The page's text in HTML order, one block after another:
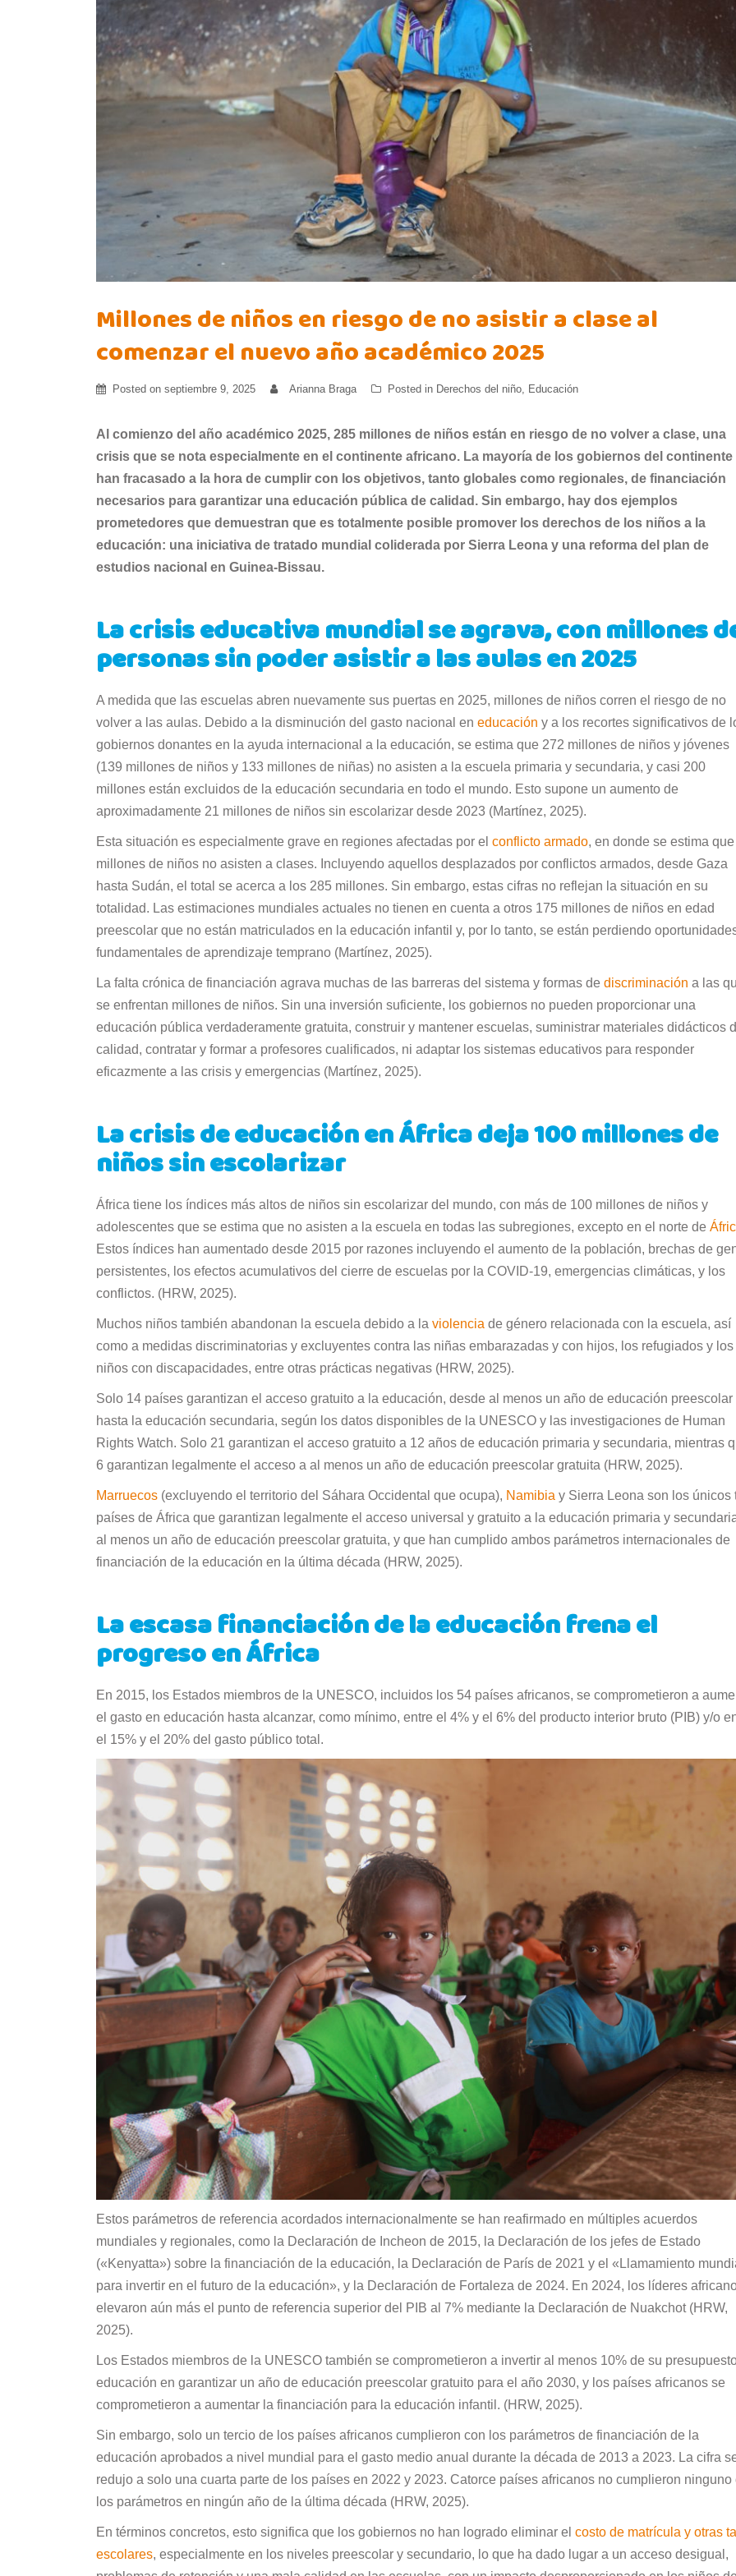
Millones de niños en riesgo de no asistir a clase al
comenzar el nuevo año académico 2025
Posted on septiembre 9, 2025 Arianna Braga Posted in Derechos del niño, Educación
Al comienzo del año académico 2025, 285 millones de niños están en riesgo de no volver a clase, una
crisis que se nota especialmente en el continente africano. La mayoría de los gobiernos del continente
han fracasado a la hora de cumplir con los objetivos, tanto globales como regionales, de financiación
necesarios para garantizar una educación pública de calidad. Sin embargo, hay dos ejemplos
prometedores que demuestran que es totalmente posible promover los derechos de los niños a la
educación: una iniciativa de tratado mundial coliderada por Sierra Leona y una reforma del plan de
estudios nacional en Guinea-Bissau.
La crisis educativa mundial se agrava, con millones
personas sin poder asistir a las aulas en 2025
A medida que las escuelas abren nuevamente sus puertas en 2025, millones de niños corren el riesgo de no
volver a las aulas. Debido a la disminución del gasto nacional en educación y a los recortes significativos de
gobiernos donantes en la ayuda internacional a la educación, se estima que 272 millones de niños y jóvenes
(139 millones de niños y 133 millones de niñas) no asisten a la escuela primaria y secundaria, y casi 200
millones están excluidos de la educación secundaria en todo el mundo. Esto supone un aumento de
aproximadamente 21 millones de niños sin escolarizar desde 2023 (Martínez, 2025).
Esta situación es especialmente grave en regiones afectadas por el conflicto armado, en donde se estima
millones de niños no asisten a clases. Incluyendo aquellos desplazados por conflictos armados, desde Gaza
hasta Sudán, el total se acerca a los 285 millones. Sin embargo, estas cifras no reflejan la situación en su
totalidad. Las estimaciones mundiales actuales no tienen en cuenta a otros 175 millones de niños en edad
preescolar que no están matriculados en la educación infantil y, por lo tanto, se están perdiendo
fundamentales de aprendizaje temprano (Martínez, 2025).
La falta crónica de financiación agrava muchas de las barreras del sistema y formas de discriminación a las
se enfrentan millones de niños. Sin una inversión suficiente, los gobiernos no pueden proporcionar una
educación pública verdaderamente gratuita, construir y mantener escuelas, suministrar materiales didácticos
calidad, contratar y formar a profesores cualificados, ni adaptar los sistemas educativos para responder
eficazmente a las crisis y emergencias (Martínez, 2025).
La crisis de educación en África deja 100 millones de
niños sin escolarizar
África tiene los índices más altos de niños sin escolarizar del mundo, con más de 100 millones de niños y
adolescentes que se estima que no asisten a la escuela en todas las subregiones, excepto en el norte de
Estos índices han aumentado desde 2015 por razones incluyendo el aumento de la población, brechas de
persistentes, los efectos acumulativos del cierre de escuelas por la COVID-19, emergencias climáticas, y los
conflictos. (HRW, 2025).
Muchos niños también abandonan la escuela debido a la violencia de género relacionada con la escuela, así
como a medidas discriminatorias y excluyentes contra las niñas embarazadas y con hijos, los refugiados y los
niños con discapacidades, entre otras prácticas negativas (HRW, 2025).
Solo 14 países garantizan el acceso gratuito a la educación, desde al menos un año de educación preescolar
hasta la educación secundaria, según los datos disponibles de la UNESCO y las investigaciones de Human
Rights Watch. Solo 21 garantizan el acceso gratuito a 12 años de educación primaria y secundaria, mientras
6 garantizan legalmente el acceso a al menos un año de educación preescolar gratuita (HRW, 2025).
Marruecos (excluyendo el territorio del Sáhara Occidental que ocupa), Namibia y Sierra Leona son los únicos
países de África que garantizan legalmente el acceso universal y gratuito a la educación primaria y
al menos un año de educación preescolar gratuita, y que han cumplido ambos parámetros internacionales de
financiación de la educación en la última década (HRW, 2025).
La escasa financiación de la educación frena el
progreso en África
En 2015, los Estados miembros de la UNESCO, incluidos los 54 países africanos, se comprometieron a
el gasto en educación hasta alcanzar, como mínimo, entre el 4% y el 6% del producto interior bruto (PIB) y/o
el 15% y el 20% del gasto público total.
Estos parámetros de referencia acordados internacionalmente se han reafirmado en múltiples acuerdos
mundiales y regionales, como la Declaración de Incheon de 2015, la Declaración de los jefes de Estado
(«Kenyatta») sobre la financiación de la educación, la Declaración de París de 2021 y el «Llamamiento
para invertir en el futuro de la educación», y la Declaración de Fortaleza de 2024. En 2024, los líderes
elevaron aún más el punto de referencia superior del PIB al 7% mediante la Declaración de Nuakchot (HRW,
2025).
Los Estados miembros de la UNESCO también se comprometieron a invertir al menos 10% de su
educación en garantizar un año de educación preescolar gratuito para el año 2030, y los países africanos se
comprometieron a aumentar la financiación para la educación infantil. (HRW, 2025).
Sin embargo, solo un tercio de los países africanos cumplieron con los parámetros de financiación de la
educación aprobados a nivel mundial para el gasto medio anual durante la década de 2013 a 2023. La cifra
redujo a solo una cuarta parte de los países en 2022 y 2023. Catorce países africanos no cumplieron ninguno
los parámetros en ningún año de la última década (HRW, 2025).
En términos concretos, esto significa que los gobiernos no han logrado eliminar el costo de matrícula y otras
escolares, especialmente en los niveles preescolar y secundario, lo que ha dado lugar a un acceso desigual,